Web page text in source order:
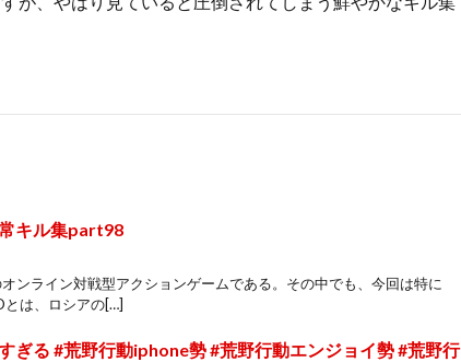
キル集part98
ンライン対戦型アクションゲームである。その中でも、今回は特に
とは、ロシアの[…]
ぎる #荒野行動iphone勢 #荒野行動エンジョイ勢 #荒野行